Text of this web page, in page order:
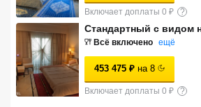
Включает доплаты 0 ₽ ?
Стандартный с видом
Всё включено ещё
453 475 ₽ на 8
Включает доплаты 0 ₽ ?
Сетевые отели Турции
Сетевые отели Египта
Сетевые отели ОАЭ
Сетевые отели Таиланда